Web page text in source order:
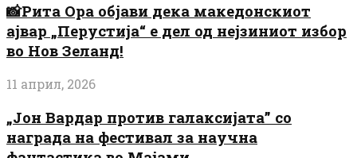
📸Рита Ора објави дека македонскиот
ајвар „Перустија“ е дел од нејзиниот избор
во Нов Зеланд!
11 април, 2026
„Јон Вардар против галаксијата” со
награда на фестивал за научна